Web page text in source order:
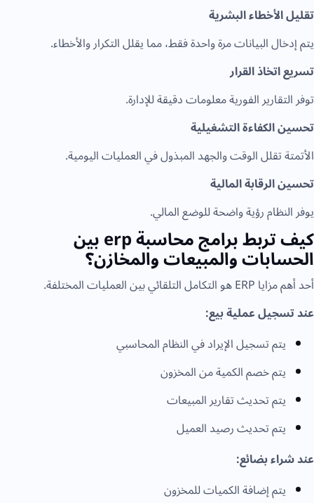
تقليل الأخطاء البشرية
يتم إدخال البيانات مرة واحدة فقط، مما يقلل التكرار والأخطاء.
تسريع اتخاذ القرار
توفر التقارير الفورية معلومات دقيقة للإدارة.
تحسين الكفاءة التشغيلية
الأتمتة تقلل الوقت والجهد المبذول في العمليات اليومية.
تحسين الرقابة المالية
يوفر النظام رؤية واضحة للوضع المالي.
كيف تربط برامج محاسبة erp بين
الحسابات والمبيعات والمخازن؟
أحد أهم مزايا ERP هو التكامل التلقائي بين العمليات المختلفة.
عند تسجيل عملية بيع:
يتم تسجيل الإيراد في النظام المحاسبي
يتم خصم الكمية من المخزون
يتم تحديث تقارير المبيعات
يتم تحديث رصيد العميل
عند شراء بضائع:
يتم إضافة الكميات للمخزون